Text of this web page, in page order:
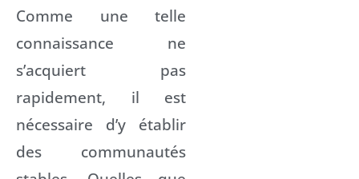
Comme une telle
connaissance ne
s’acquiert pas
rapidement, il est
nécessaire d’y établir
des communautés